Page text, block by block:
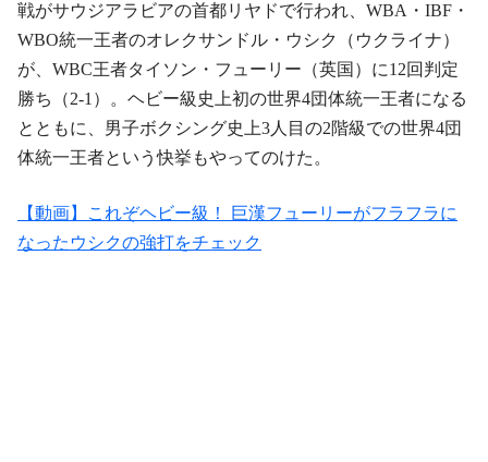
戦がサウジアラビアの首都リヤドで行われ、WBA・IBF・
WBO統一王者のオレクサンドル・ウシク（ウクライナ）
が、WBC王者タイソン・フューリー（英国）に12回判定
勝ち（2-1）。ヘビー級史上初の世界4団体統一王者になる
とともに、男子ボクシング史上3人目の2階級での世界4団
体統一王者という快挙もやってのけた。
【動画】これぞヘビー級！ 巨漢フューリーがフラフラに
なったウシクの強打をチェック